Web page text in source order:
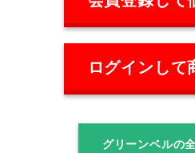
ログインして
グリーンベルの